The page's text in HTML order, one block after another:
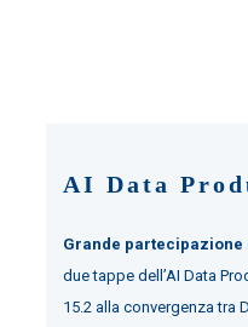
AI Data
Grande
due tappe dell’AI Data
15.2 alla convergenza tra